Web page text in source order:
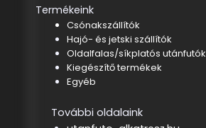
Termékeink
Csónakszállítók
Hajó- és jetski szállítók
Oldalfalas/síkplatós utánfutók
Kiegészítő termékek
Egyéb
További oldalaink